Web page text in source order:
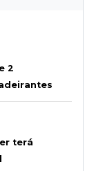
2
terá